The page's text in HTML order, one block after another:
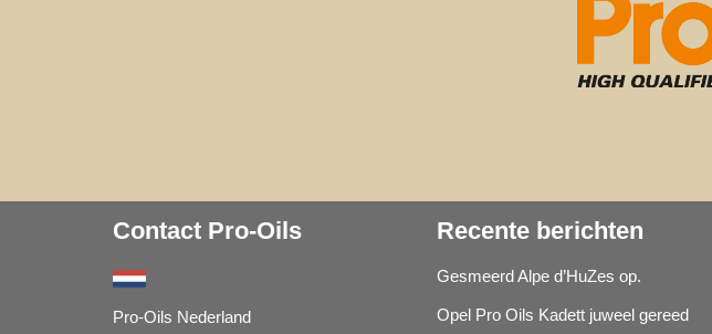
Contact Pro-Oils
Pro-Oils Nederland
Recente berichten
Gesmeerd Alpe d’HuZes op.
Opel Pro Oils Kadett juweel gereed